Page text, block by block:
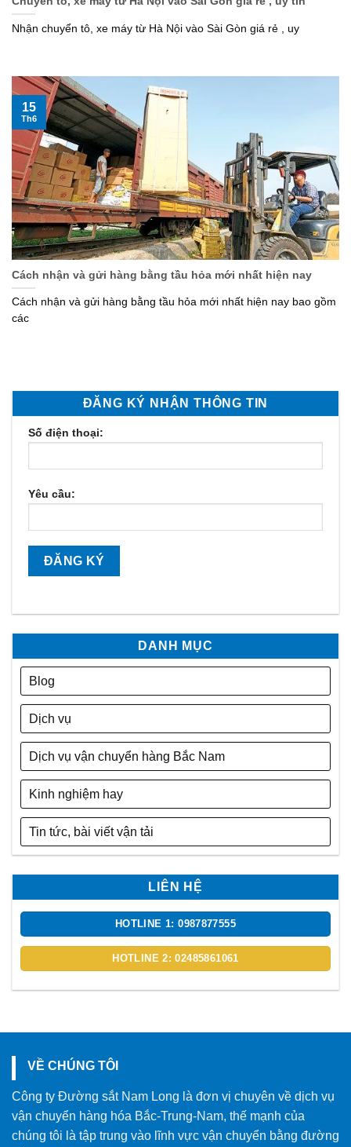
Nhận chuyển tô, xe máy từ Hà Nội vào Sài Gòn giá rẻ , uy
Cách nhận và gửi hàng bằng tầu hỏa mới nhất hiện nay
Cách nhận và gửi hàng bằng tầu hỏa mới nhất hiện nay bao gồm
các
15
Th6
ĐĂNG KÝ NHẬN THÔNG TIN
Số điện thoại:
Yêu cầu:
DANH MỤC
Blog
Dịch vụ
Dịch vụ vận chuyển hàng Bắc Nam
Kinh nghiệm hay
Tin tức, bài viết vận tải
LIÊN HỆ
HOTLINE 1: 0987877555
HOTLINE 2: 02485861061
VỀ CHÚNG TÔI
Công ty Đường sắt Nam Long là đơn vị chuyên về dịch vụ
vận chuyển hàng hóa Bắc-Trung-Nam, thế mạnh của
chúng tôi là tập trung vào lĩnh vực vận chuyển bằng đường